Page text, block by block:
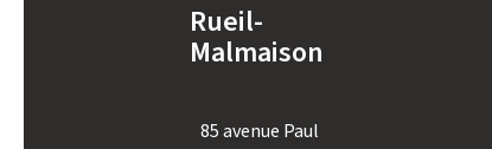
SUPERFICIE :
Rueil-
Malmaison
85 avenue Paul